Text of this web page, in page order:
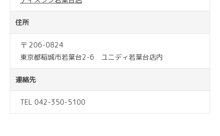
住所
〒 206-0824
東京都稲城市若葉台2-6 ユニディ若葉台店内
連絡先
TEL 042-350-5100